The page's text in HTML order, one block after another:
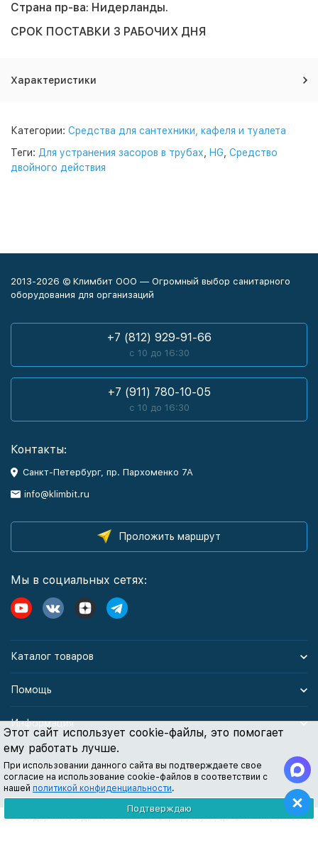
Этот сайт использует cookie-файлы, это помогает
ему работать лучше.
При использовании данного сайта вы подтверждаете свое
согласие на использование cookie-файлов в соответствии с
нашей политикой конфиденциальности.
Подтверждаю
Страна пр-ва: Нидерланды.
СРОК ПОСТАВКИ 3 РАБОЧИХ ДНЯ
Характеристики
Категории: Средства для сантехники, кафеля и туалета
Теги: Для устранения засоров в трубах HG Средство
двойного действия
2013-2026 © Климбит ООО — Огромный выбор санитарного
оборудования для организаций
+7 (812) 929-91-66
с 10 до 16:30
+7 (911) 780-10-05
с 10 до 16:30
Контакты:
Санкт-Петербург, пр. Пархоменко 7А
info@klimbit.ru
Проложить маршрут
Мы в социальных сетях:
Каталог товаров
Помощь
Информация
Политика персональных данных
Все содержимое данного сайта: товары, услуги, цены на них, описания